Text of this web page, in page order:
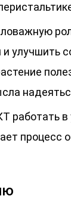
улучшить
работать
процесс